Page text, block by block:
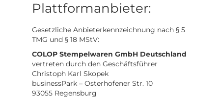
Plattformanbieter:
Gesetzliche Anbieterkennzeichnung nach § 5
TMG und § 18 MStV:
COLOP Stempelwaren GmbH Deutschland
vertreten durch den Geschäftsführer
Christoph Karl Skopek
businessPark – Osterhofener Str. 10
93055 Regensburg